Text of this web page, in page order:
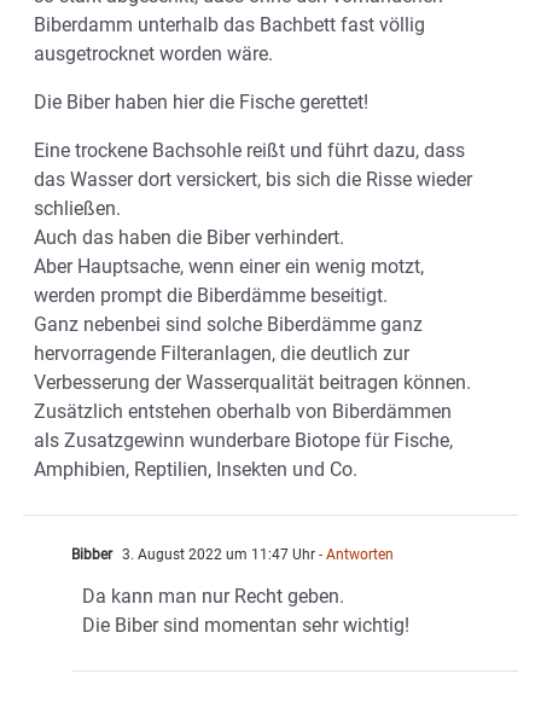
Biberdamm unterhalb das Bachbett fast völlig
ausgetrocknet worden wäre.
Die Biber haben hier die Fische gerettet!
Eine trockene Bachsohle reißt und führt dazu, dass
das Wasser dort versickert, bis sich die Risse wieder
schließen.
Auch das haben die Biber verhindert.
Aber Hauptsache, wenn einer ein wenig motzt,
werden prompt die Biberdämme beseitigt.
Ganz nebenbei sind solche Biberdämme ganz
hervorragende Filteranlagen, die deutlich zur
Verbesserung der Wasserqualität beitragen können.
Zusätzlich entstehen oberhalb von Biberdämmen
als Zusatzgewinn wunderbare Biotope für Fische,
Amphibien, Reptilien, Insekten und Co.
Bibber 3. August 2022 um 11:47 Uhr - Antworten
Da kann man nur Recht geben.
Die Biber sind momentan sehr wichtig!